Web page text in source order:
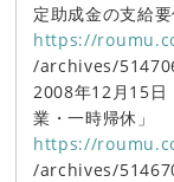
定助成金の支給要
https://
/archives/
2008年12月15日
業・一時帰休」
https://
/archives/